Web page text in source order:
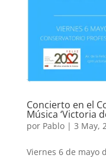
Concierto en el
Música ‘Victoria
por Pablo| 3 May,
Viernes 6 de mayo